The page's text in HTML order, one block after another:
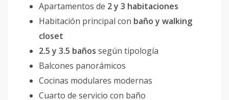
Apartamentos de 2 y 3 habitaciones
Habitación principal con baño y walking
closet
2.5 y 3.5 baños según tipología
Balcones panorámicos
Cocinas modulares modernas
Cuarto de servicio con baño